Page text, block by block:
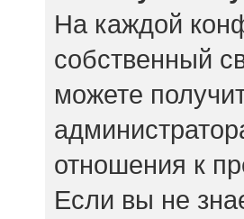
На каждой
собственный
можете
отношения к
Если вы не